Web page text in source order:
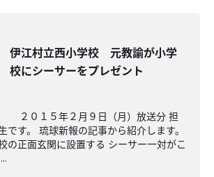
伊江村立西小学校 元教諭が小学
校にシーサーをプレゼント
０１５年２月９日（月）放送分 担
です。 琉球新報の記事から紹介します。
の正面玄関に設置する シーサー一対がこ